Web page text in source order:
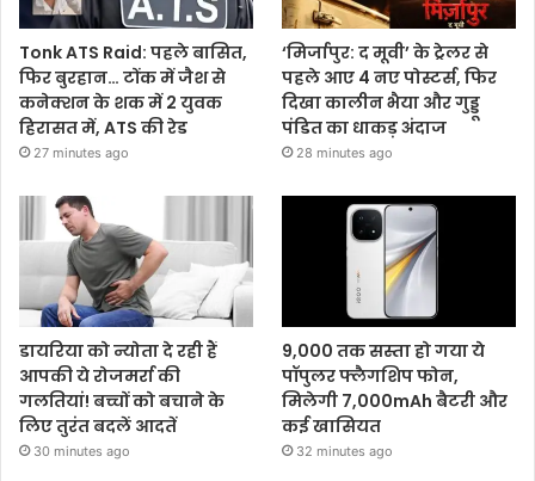
Tonk ATS Raid: पहले बासित,
फिर बुरहान… टोंक में जैश से
कनेक्शन के शक में 2 युवक
हिरासत में, ATS की रेड
27 minutes ago
‘मिर्जापुर: द मूवी’ के ट्रेलर से
पहले आए 4 नए पोस्टर्स, फिर
दिखा कालीन भैया और गुड्डू
पंडित का धाकड़ अंदाज
28 minutes ago
डायरिया को न्योता दे रही हैं
आपकी ये रोजमर्रा की
गलतियां! बच्चों को बचाने के
लिए तुरंत बदलें आदतें
30 minutes ago
9,000 तक सस्ता हो गया ये
पॉपुलर फ्लैगशिप फोन,
मिलेगी 7,000mAh बैटरी और
कई खासियत
32 minutes ago